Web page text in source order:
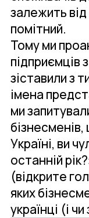
залежить від
помітний.
Тому ми
підприємців
зіставили з
імена
ми
Україні, ви
останній
(відкрите
яких
українці (і